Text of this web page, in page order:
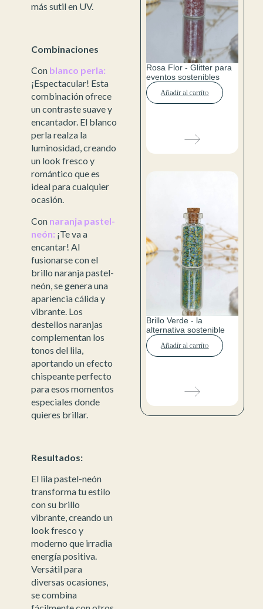
más sutil en UV.
Combinaciones
Con blanco perla:
¡Espectacular! Esta
combinación ofrece
un contraste suave y
encantador. El blanco
perla realza la
luminosidad, creando
un look fresco y
romántico que es
ideal para cualquier
ocasión.
Con naranja pastel-
neón: ¡Te va a
encantar! Al
fusionarse con el
brillo naranja pastel-
neón, se genera una
apariencia cálida y
vibrante. Los
destellos naranjas
complementan los
tonos del lila,
aportando un efecto
chispeante perfecto
para esos momentos
especiales donde
quieres brillar.
Resultados:
El lila pastel-neón
transforma tu estilo
con su brillo
vibrante, creando un
look fresco y
moderno que irradia
energía positiva.
Versátil para
diversas ocasiones,
se combina
Rosa Flor - Glitter para
eventos sostenibles
Añadir al carrito
Brillo Verde - la
alternativa sostenible
Añadir al carrito